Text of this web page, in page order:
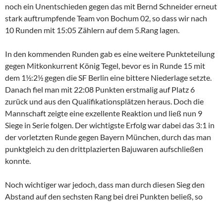
noch ein Unentschieden gegen das mit Bernd Schneider erneut
stark auftrumpfende Team von Bochum 02, so dass wir nach
10 Runden mit 15:05 Zählern auf dem 5.Rang lagen.
In den kommenden Runden gab es eine weitere Punkteteilung
gegen Mitkonkurrent König Tegel, bevor es in Runde 15 mit
dem 1½:2½ gegen die SF Berlin eine bittere Niederlage setzte.
Danach fiel man mit 22:08 Punkten erstmalig auf Platz 6
zurück und aus den Qualifikationsplätzen heraus. Doch die
Mannschaft zeigte eine exzellente Reaktion und ließ nun 9
Siege in Serie folgen. Der wichtigste Erfolg war dabei das 3:1 in
der vorletzten Runde gegen Bayern München, durch das man
punktgleich zu den drittplazierten Bajuwaren aufschließen
konnte.
Noch wichtiger war jedoch, dass man durch diesen Sieg den
Abstand auf den sechsten Rang bei drei Punkten beließ, so